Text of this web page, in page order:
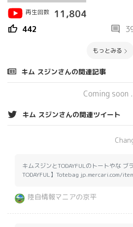
再生回数 11,804
thumb_up 442 comment
もっとみる
キム スジンさんの関連記事
Coming soon
キム スジンさんの関連ツイート
キムスジンとTODAYFULのトートやな ブ
TODAYFUL】Totebag jp.mercari.com/
陸自情報マニアの京平